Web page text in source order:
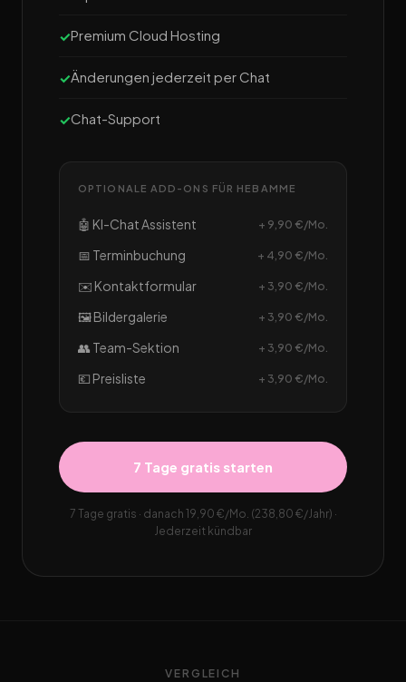
Premium Cloud Hosting
Änderungen jederzeit per Chat
Chat-Support
OPTIONALE ADD-ONS FÜR HEBAMME
🤖 KI-Chat Assistent + 9,90 €/Mo.
📅 Terminbuchung + 4,90 €/Mo.
✉️ Kontaktformular + 3,90 €/Mo.
🖼️ Bildergalerie + 3,90 €/Mo.
👥 Team-Sektion + 3,90 €/Mo.
💶 Preisliste + 3,90 €/Mo.
7 Tage gratis starten
7 Tage gratis · danach 19,90 €/Mo. (238,80 €/Jahr) ·
Jederzeit kündbar
VERGLEICH